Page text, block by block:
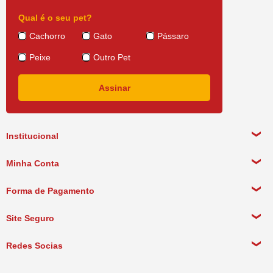
Institucional
Política de Pagamento
Política de Entrega
Minha Conta
Forma de Pagamento
Site Seguro
Redes Socias
Qual é o seu pet?
Cachorro
Gato Pássaro
Peixe Outro Pet